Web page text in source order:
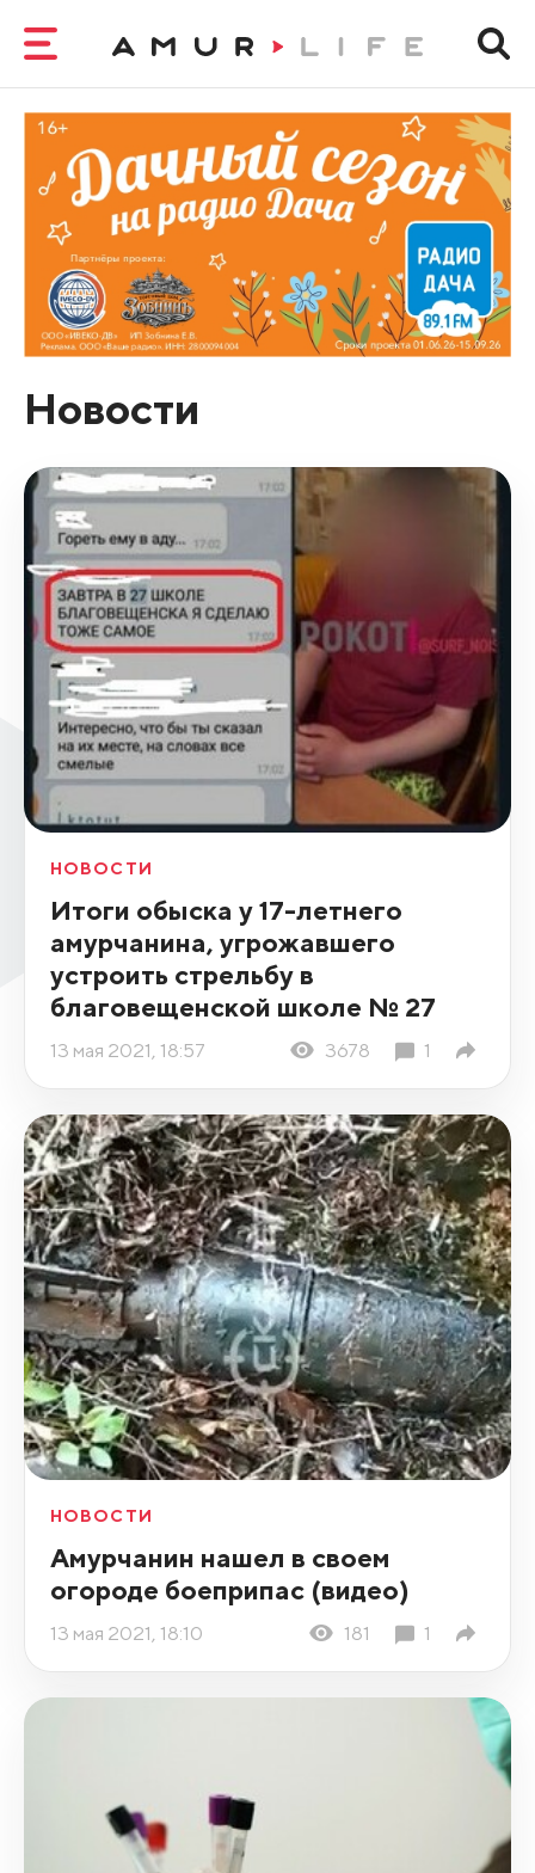
Новости
НОВОСТИ
Итоги обыска у 17-летнего
амурчанина, угрожавшего
устроить стрельбу в
благовещенской школе № 27
13 мая 2021, 18:57 3678 1
НОВОСТИ
Амурчанин нашел в своем
огороде боеприпас (видео)
13 мая 2021, 18:10 181 1